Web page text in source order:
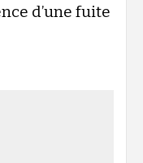
d’une fuite